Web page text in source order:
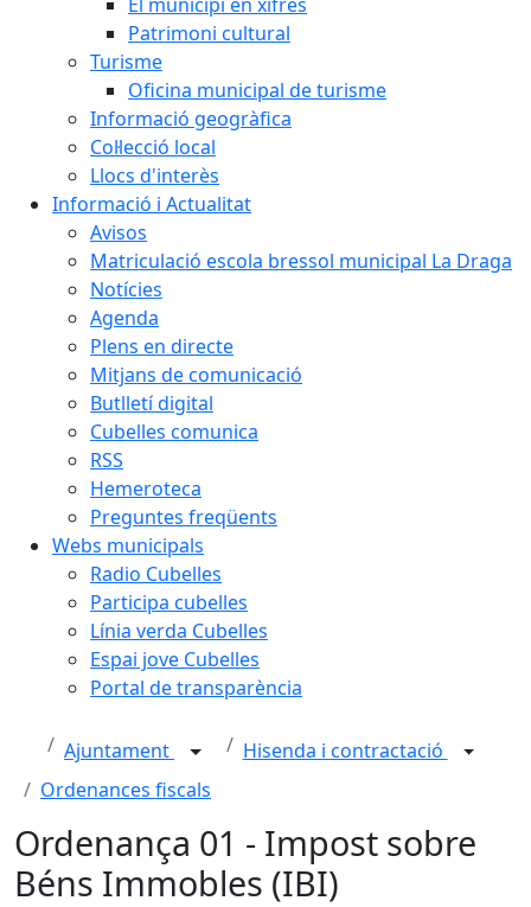
Patrimoni cultural
Turisme
Oficina municipal de turisme
Informació geogràfica
Col·lecció local
Llocs d'interès
Informació i Actualitat
Avisos
Matriculació escola bressol municipal La Draga
Notícies
Agenda
Plens en directe
Mitjans de comunicació
Butlletí digital
Cubelles comunica
RSS
Hemeroteca
Preguntes freqüents
Webs municipals
Radio Cubelles
Participa cubelles
Línia verda Cubelles
Espai jove Cubelles
Portal de transparència
Ajuntament
Hisenda i contractació
Ordenances fiscals
Ordenança 01 - Impost sobre
Béns Immobles (IBI)